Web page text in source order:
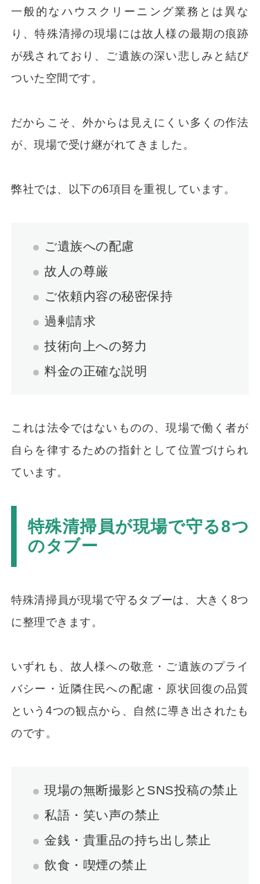
一般的なハウスクリーニング業務とは異な
り、特殊清掃の現場には故人様の最期の痕跡
が残されており、ご遺族の深い悲しみと結び
ついた空間です。
だからこそ、外からは見えにくい多くの作法
が、現場で受け継がれてきました。
弊社では、以下の6項目を重視しています。
ご遺族への配慮
故人の尊厳
ご依頼内容の秘密保持
過剰請求
技術向上への努力
料金の正確な説明
これは法令ではないものの、現場で働く者が
自らを律するための指針として位置づけられ
ています。
特殊清掃員が現場で守る8つ
のタブー
特殊清掃員が現場で守るタブーは、大きく8つ
に整理できます。
いずれも、故人様への敬意・ご遺族のプライ
バシー・近隣住民への配慮・原状回復の品質
という4つの観点から、自然に導き出されたも
のです。
現場の無断撮影とSNS投稿の禁止
私語・笑い声の禁止
金銭・貴重品の持ち出し禁止
飲食・喫煙の禁止